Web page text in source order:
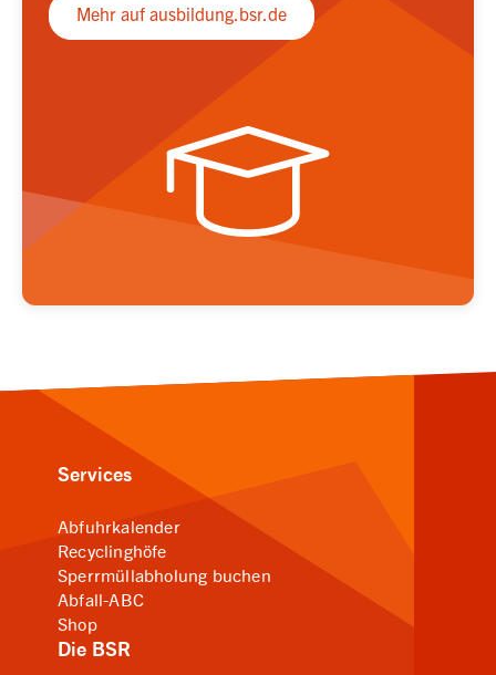
Mehr auf ausbildung.bsr.de
Services
Abfuhrkalender
Recyclinghöfe
Sperrmüllabholung buchen
Abfall-ABC
Shop
Die BSR